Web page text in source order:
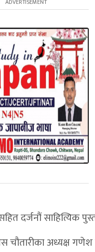
दर्जनौं साहित्यिक
चौतारीका अध्यक्ष